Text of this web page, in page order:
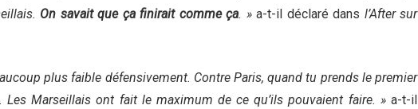
On savait que ça finirait comme ça. »a-t-il déclaré dans l’After sur
plus faible défensivement. Contre Paris, quand tu prends le premier
Les Marseillais ont fait le maximum de ce qu’ils pouvaient faire. »a-t-il